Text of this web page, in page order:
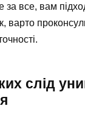
за все, вам
варто
слід